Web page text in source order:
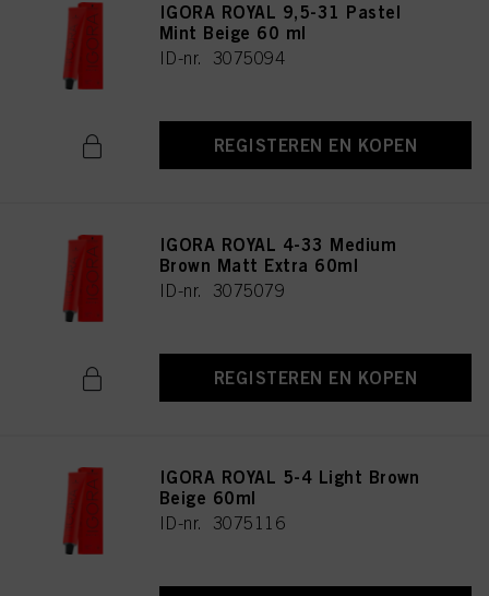
IGORA ROYAL 9,5-31 Pastel
Mint Beige 60 ml
ID-nr. 3075094
REGISTEREN EN KOPEN
IGORA ROYAL 4-33 Medium
Brown Matt Extra 60ml
ID-nr. 3075079
REGISTEREN EN KOPEN
IGORA ROYAL 5-4 Light Brown
Beige 60ml
ID-nr. 3075116